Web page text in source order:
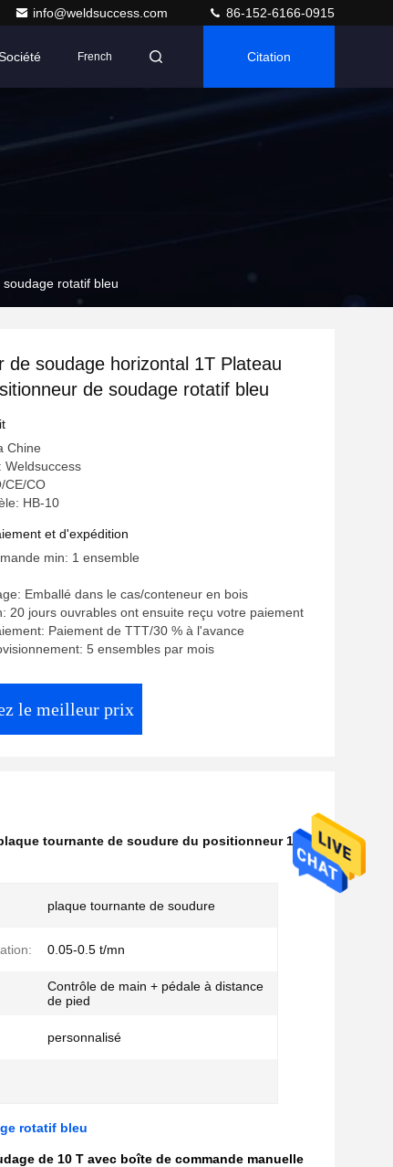
info@weldsuccess.com 86-152-6166-0915
French Citation
rotatif bleu
de soudage horizontal 1T Plateau
de soudage rotatif bleu
Chine
Weldsuccess
CE/CO
HB-10
et d'expédition
min: 1 ensemble
Emballé dans le cas/conteneur en bois
20 jours ouvrables ont ensuite reçu votre paiement
Paiement de TTT/30 % à l'avance
5 ensembles par mois
le meilleur prix
tournante de soudure du positionneur 10T,
plaque tournante de soudure
0.05-0.5 t/mn
Contrôle de main + pédale à distance
de pied
personnalisé
rotatif bleu
de 10 T avec boîte de commande manuelle